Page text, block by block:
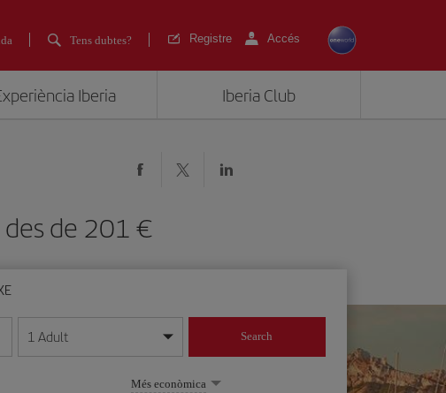
Tens dubtes? Registre Accés
Iberia Iberia Club
des de 201
format dia/mes/any
1 Adult Search
Més econòmica